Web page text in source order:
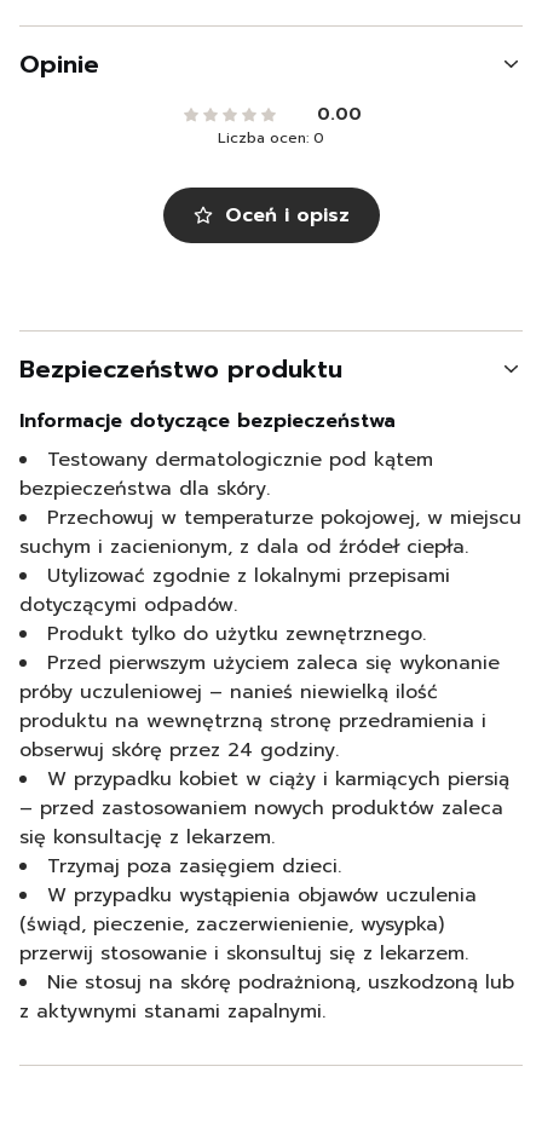
Opinie
0.00
Liczba ocen: 0
Oceń i opisz
Bezpieczeństwo produktu
Informacje dotyczące bezpieczeństwa
Testowany dermatologicznie pod kątem
bezpieczeństwa dla skóry.
Przechowuj w temperaturze pokojowej, w miejscu
suchym i zacienionym, z dala od źródeł ciepła.
Utylizować zgodnie z lokalnymi przepisami
dotyczącymi odpadów.
Produkt tylko do użytku zewnętrznego.
Przed pierwszym użyciem zaleca się wykonanie
próby uczuleniowej – nanieś niewielką ilość
produktu na wewnętrzną stronę przedramienia i
obserwuj skórę przez 24 godziny.
W przypadku kobiet w ciąży i karmiących piersią
– przed zastosowaniem nowych produktów zaleca
się konsultację z lekarzem.
Trzymaj poza zasięgiem dzieci.
W przypadku wystąpienia objawów uczulenia
(świąd, pieczenie, zaczerwienienie, wysypka)
przerwij stosowanie i skonsultuj się z lekarzem.
Nie stosuj na skórę podrażnioną, uszkodzoną lub
z aktywnymi stanami zapalnymi.